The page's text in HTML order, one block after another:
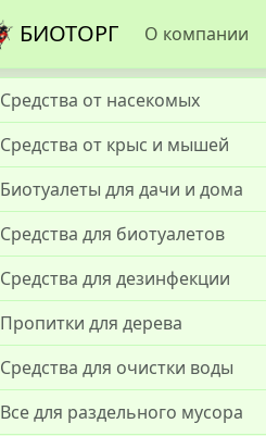
БИОТОРГ О компании
Средства от насекомых
Средства от крыс и мышей
Биотуалеты для дачи и дома
Средства для биотуалетов
Средства для дезинфекции
Пропитки для дерева
Средства для очистки воды
Все для раздельного мусора